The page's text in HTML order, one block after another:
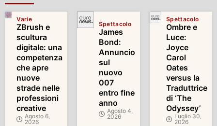
Varie
ZBrush e
scultura
digitale: una
competenza
che apre
nuove
strade nelle
professioni
creative
Agosto 6,
2026
Spettacolo
James
Bond:
Annuncio
sul
nuovo
007
entro fine
anno
Agosto 4,
2026
Spettacolo
Ombre e
Luce:
Joyce
Carol
Oates
versus la
Traduttrice
di ‘The
Odyssey’
Luglio 30,
2026